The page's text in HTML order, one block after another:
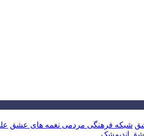
شبکه فرهنگی مردمی نغمه های عشق
اندیمشک